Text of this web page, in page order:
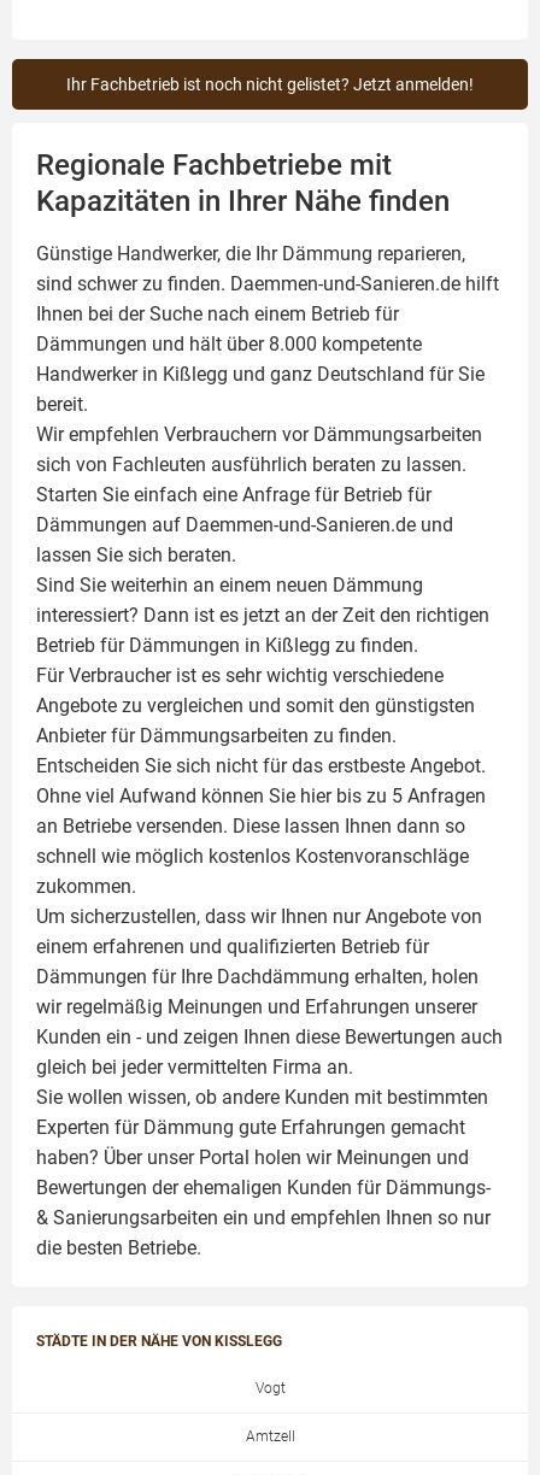
Ihr Fachbetrieb ist noch nicht gelistet? Jetzt anmelden!
Regionale Fachbetriebe mit
Kapazitäten in Ihrer Nähe finden
Günstige Handwerker, die Ihr Dämmung reparieren,
sind schwer zu finden. Daemmen-und-Sanieren.de hilft
Ihnen bei der Suche nach einem Betrieb für
Dämmungen und hält über 8.000 kompetente
Handwerker in Kißlegg und ganz Deutschland für Sie
bereit.
Wir empfehlen Verbrauchern vor Dämmungsarbeiten
sich von Fachleuten ausführlich beraten zu lassen.
Starten Sie einfach eine Anfrage für Betrieb für
Dämmungen auf Daemmen-und-Sanieren.de und
lassen Sie sich beraten.
Sind Sie weiterhin an einem neuen Dämmung
interessiert? Dann ist es jetzt an der Zeit den richtigen
Betrieb für Dämmungen in Kißlegg zu finden.
Für Verbraucher ist es sehr wichtig verschiedene
Angebote zu vergleichen und somit den günstigsten
Anbieter für Dämmungsarbeiten zu finden.
Entscheiden Sie sich nicht für das erstbeste Angebot.
Ohne viel Aufwand können Sie hier bis zu 5 Anfragen
an Betriebe versenden. Diese lassen Ihnen dann so
schnell wie möglich kostenlos Kostenvoranschläge
zukommen.
Um sicherzustellen, dass wir Ihnen nur Angebote von
einem erfahrenen und qualifizierten Betrieb für
Dämmungen für Ihre Dachdämmung erhalten, holen
wir regelmäßig Meinungen und Erfahrungen unserer
Kunden ein - und zeigen Ihnen diese Bewertungen auch
gleich bei jeder vermittelten Firma an.
Sie wollen wissen, ob andere Kunden mit bestimmten
Experten für Dämmung gute Erfahrungen gemacht
haben? Über unser Portal holen wir Meinungen und
Bewertungen der ehemaligen Kunden für Dämmungs-
& Sanierungsarbeiten ein und empfehlen Ihnen so nur
die besten Betriebe.
STÄDTE IN DER NÄHE VON KISSLEGG
Vogt
Amtzell